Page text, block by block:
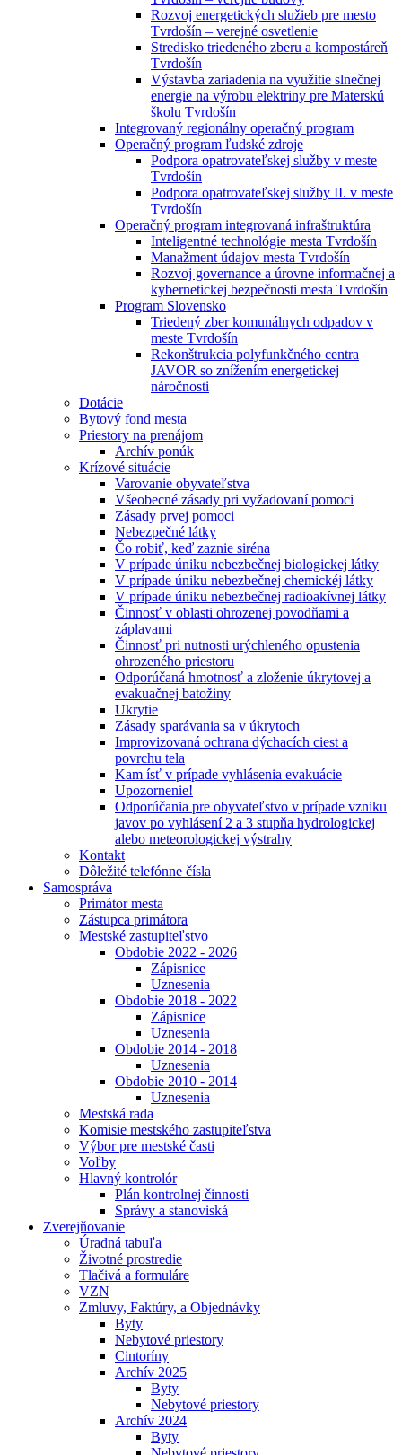
Rozvoj energetických služieb pre mesto
Tvrdošín – verejné osvetlenie
Stredisko triedeného zberu a kompostáreň
Tvrdošín
Výstavba zariadenia na využitie slnečnej
energie na výrobu elektriny pre Materskú
školu Tvrdošín
Integrovaný regionálny operačný program
Operačný program ľudské zdroje
Podpora opatrovateľskej služby v meste
Tvrdošín
Podpora opatrovateľskej služby II. v meste
Tvrdošín
Operačný program integrovaná infraštruktúra
Inteligentné technológie mesta Tvrdošín
Manažment údajov mesta Tvrdošín
Rozvoj governance a úrovne informačnej a
kybernetickej bezpečnosti mesta Tvrdošín
Program Slovensko
Triedený zber komunálnych odpadov v
meste Tvrdošín
Rekonštrukcia polyfunkčného centra
JAVOR so znížením energetickej
náročnosti
Dotácie
Bytový fond mesta
Priestory na prenájom
Archív ponúk
Krízové situácie
Varovanie obyvateľstva
Všeobecné zásady pri vyžadovaní pomoci
Zásady prvej pomoci
Nebezpečné látky
Čo robiť, keď zaznie siréna
V prípade úniku nebezbečnej biologickej látky
V prípade úniku nebezbečnej chemickéj látky
V prípade úniku nebezbečnej radioakívnej látky
Činnosť v oblasti ohrozenej povodňami a
záplavami
Činnosť pri nutnosti urýchleného opustenia
ohrozeného priestoru
Odporúčaná hmotnosť a zloženie úkrytovej a
evakuačnej batožiny
Ukrytie
Zásady sparávania sa v úkrytoch
Improvizovaná ochrana dýchacích ciest a
povrchu tela
Kam ísť v prípade vyhlásenia evakuácie
Upozornenie!
Odporúčania pre obyvateľstvo v prípade vzniku
javov po vyhlásení 2 a 3 stupňa hydrologickej
alebo meteorologickej výstrahy
Kontakt
Dôležité telefónne čísla
Samospráva
Primátor mesta
Zástupca primátora
Mestské zastupiteľstvo
Obdobie 2022 - 2026
Zápisnice
Uznesenia
Obdobie 2018 - 2022
Zápisnice
Uznesenia
Obdobie 2014 - 2018
Uznesenia
Obdobie 2010 - 2014
Uznesenia
Mestská rada
Komisie mestského zastupiteľstva
Výbor pre mestské časti
Voľby
Hlavný kontrolór
Plán kontrolnej činnosti
Správy a stanoviská
Zverejňovanie
Úradná tabuľa
Životné prostredie
Tlačivá a formuláre
VZN
Zmluvy, Faktúry, a Objednávky
Byty
Nebytové priestory
Cintoríny
Archív 2025
Byty
Nebytové priestory
Archív 2024
Byty